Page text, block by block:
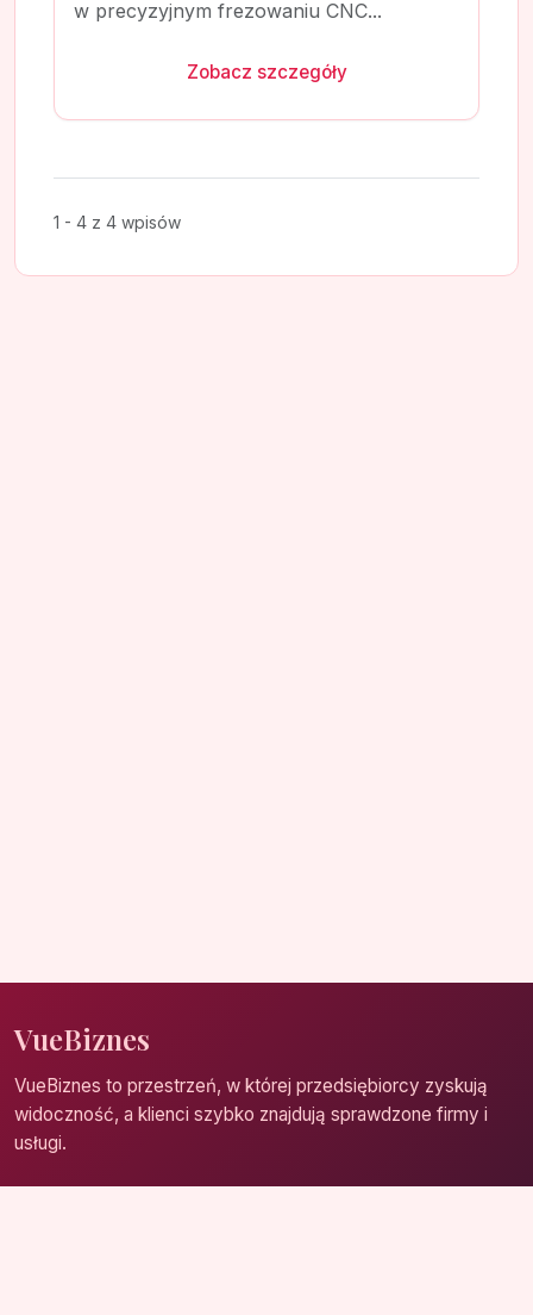
w precyzyjnym frezowaniu CNC...
Zobacz szczegóły
1 - 4 z 4 wpisów
VueBiznes
VueBiznes to przestrzeń, w której przedsiębiorcy zyskują
widoczność, a klienci szybko znajdują sprawdzone firmy i
usługi.